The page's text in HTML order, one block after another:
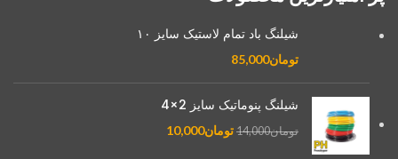
شیلنگ باد تمام لاستیک سایز ۱۰
تومان85,000
شیلنگ پنوماتیک سایز 2×4
تومان14,000 تومان10,000